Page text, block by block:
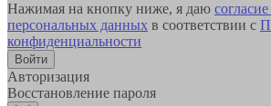
Нажимая на кнопку ниже, я даю
персональных данных в соответствии с
конфиденциальности
Авторизация
Восстановление пароля